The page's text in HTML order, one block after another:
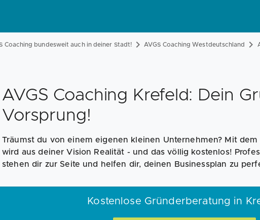
Coaching bundesweit auch in deiner Stadt! AVGS Coaching Westdeutschland
AVGS Coaching Krefeld: Dein
Vorsprung!
Träumst du von einem eigenen kleinen Unternehmen? Mit dem
wird aus deiner Vision Realität - und das völlig kostenlos!
stehen dir zur Seite und helfen dir, deinen Businessplan zu
Kostenlose Gründerberatung in